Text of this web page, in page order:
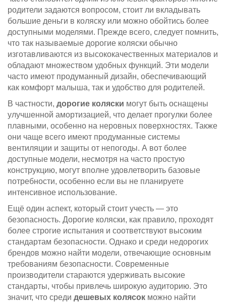
родители задаются вопросом, стоит ли вкладывать
большие деньги в коляску или можно обойтись более
доступными моделями. Прежде всего, следует помнить,
что так называемые дорогие коляски обычно
изготавливаются из высококачественных материалов и
обладают множеством удобных функций. Эти модели
часто имеют продуманный дизайн, обеспечивающий
как комфорт малыша, так и удобство для родителей.
В частности, дорогие коляски могут быть оснащены
улучшенной амортизацией, что делает прогулки более
плавными, особенно на неровных поверхностях. Также
они чаще всего имеют продуманные системы
вентиляции и защиты от непогоды. А вот более
доступные модели, несмотря на часто простую
конструкцию, могут вполне удовлетворить базовые
потребности, особенно если вы не планируете
интенсивное использование.
Ещё один аспект, который стоит учесть — это
безопасность. Дорогие коляски, как правило, проходят
более строгие испытания и соответствуют высоким
стандартам безопасности. Однако и среди недорогих
брендов можно найти модели, отвечающие основным
требованиям безопасности. Современные
производители стараются удерживать высокие
стандарты, чтобы привлечь широкую аудиторию. Это
значит, что среди дешевых колясок можно найти